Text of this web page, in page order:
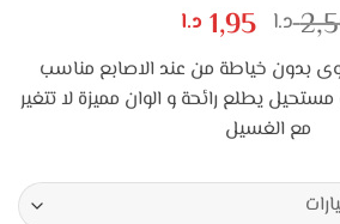
د.ا السعر
الأصلي
هو:
2,50 د.ا.
1,95 د.االسعر
الحالي
هو:
1,95 د.ا.
بدون خياطة من عند الاصابع مناسب
يطلع رائحة و الوان مميزة لا تتغير
مع الغسيل